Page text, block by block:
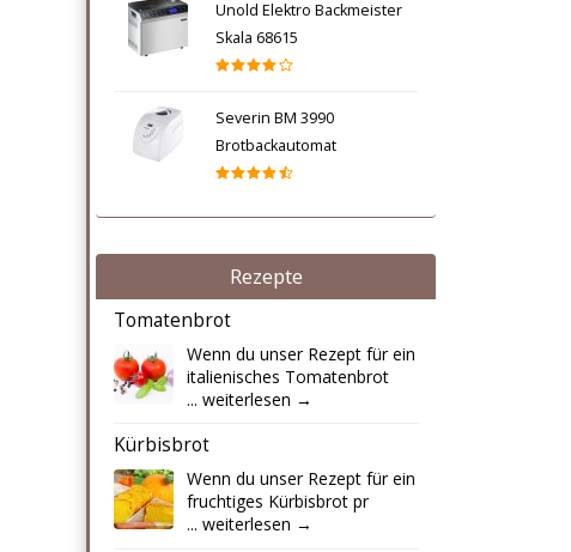
Unold Elektro Backmeister
Skala 68615
Severin BM 3990
Brotbackautomat
Rezepte
Tomatenbrot
Wenn du unser Rezept für ein
italienisches Tomatenbrot
... weiterlesen →
Kürbisbrot
Wenn du unser Rezept für ein
fruchtiges Kürbisbrotpr
... weiterlesen →